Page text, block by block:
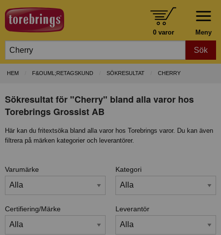
Meny
0 varor
Sök
HEM F&OUML;RETAGSKUND SÖKRESULTAT CHERRY
Sökresultat för "Cherry" bland alla varor hos
Torebrings Grossist AB
Här kan du fritextsöka bland alla varor hos Torebrings varor. Du kan även
filtrera på märken kategorier och leverantörer.
Varumärke Kategori
Certifiering/Märke Leverantör